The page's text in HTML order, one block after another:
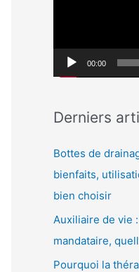
e
:
e
v
d
é
o
00:00
Derniers
Bottes de
bienfaits,
bien choisir
Auxiliaire de vie
mandataire,
Pourquoi la